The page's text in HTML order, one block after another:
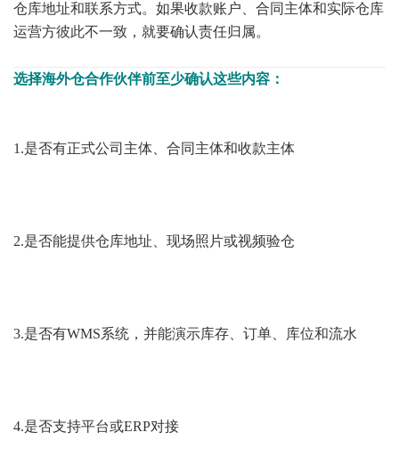
仓库地址和联系方式。如果收款账户、合同主体和实际仓库
运营方彼此不一致，就要确认责任归属。
选择海外仓合作伙伴前至少确认这些内容：
1.是否有正式公司主体、合同主体和收款主体
2.是否能提供仓库地址、现场照片或视频验仓
3.是否有WMS系统，并能演示库存、订单、库位和流水
4.是否支持平台或ERP对接